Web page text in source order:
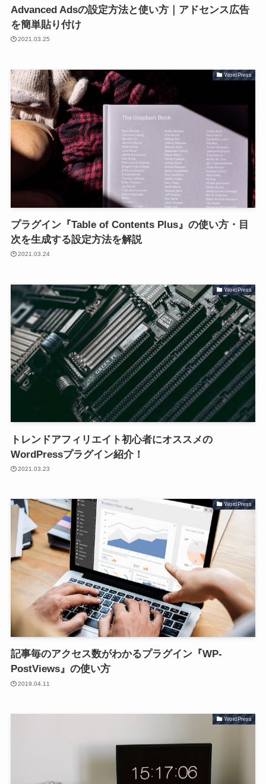
Advanced Adsの設定方法と使い方｜アドセンス広告
を簡単貼り付け
2021.03.25
WordPress
プラグイン『Table of Contents Plus』の使い方・目
次を生成する設定方法を解説
2021.03.24
WordPress
トレンドアフィリエイト初心者にオススメの
WordPressプラグイン紹介！
2021.03.23
WordPress
記事毎のアクセス数がわかるプラグイン『WP-
PostViews』の使い方
2019.04.11
WordPress